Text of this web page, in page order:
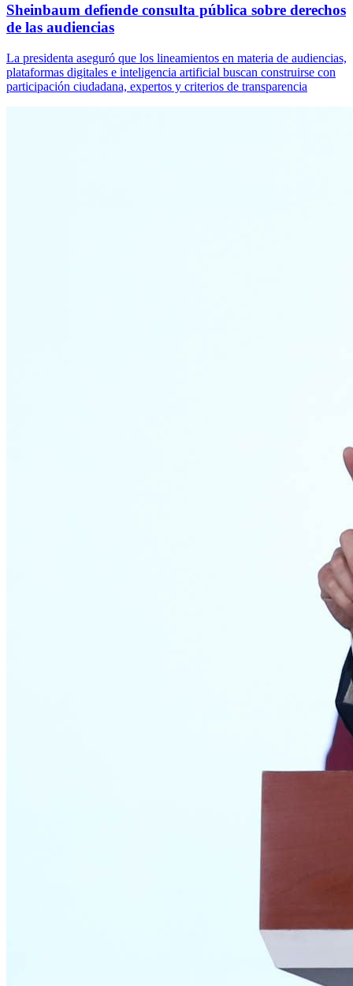
Sheinbaum defiende consulta pública sobre derechos
de las audiencias
La presidenta aseguró que los lineamientos en materia de audiencias,
plataformas digitales e inteligencia artificial buscan construirse con
participación ciudadana, expertos y criterios de transparencia